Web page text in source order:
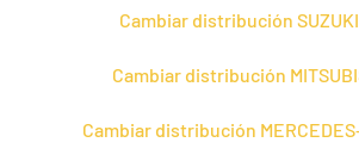
Cambiar distribución
Cambiar distribución
Cambiar distribución